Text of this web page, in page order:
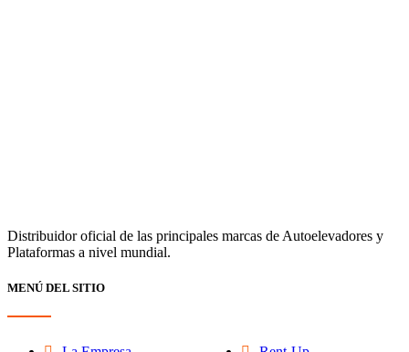
Distribuidor oficial de las principales marcas de Autoelevadores y
Plataformas a nivel mundial.
MENÚ DEL SITIO